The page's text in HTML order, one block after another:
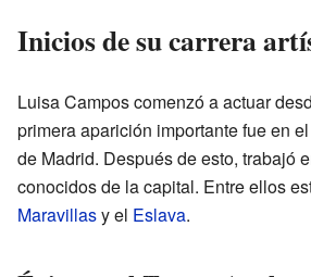
Inicios de su carrera
Luisa Campos comenzó a actuar
primera aparición importante fue en el
de Madrid. Después de esto, trabajó
conocidos de la capital. Entre ellos
Maravillasy el Eslava.